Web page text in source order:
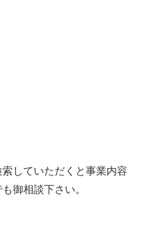
していただくと事業内容
御相談下さい。